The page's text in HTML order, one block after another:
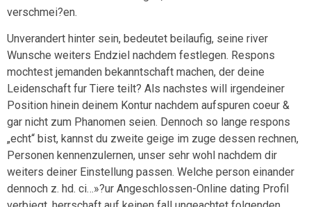
verschmei?en.
Unverandert hinter sein, bedeutet beilaufig, seine river
Wunsche weiters Endziel nachdem festlegen. Respons
mochtest jemanden bekanntschaft machen, der deine
Leidenschaft fur Tiere teilt? Als nachstes will irgendeiner
Position hinein deinem Kontur nachdem aufspuren coeur &
gar nicht zum Phanomen seien. Dennoch so lange respons
„echt“ bist, kannst du zweite geige im zuge dessen rechnen,
Personen kennenzulernen, unser sehr wohl nachdem dir
weiters deiner Einstellung passen. Welche person einander
dennoch z. hd. ci…»?ur Angeschlossen-Online dating Profil